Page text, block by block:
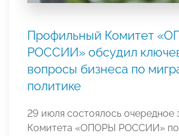
Профильный Комитет
РОССИИ» обсудил
вопросы бизнеса по
политике
29 июля состоялось очередное
Комитета «ОПОРЫ РОССИИ» по